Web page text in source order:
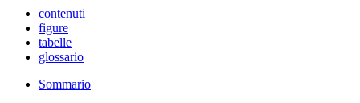
contenuti
figure
tabelle
glossario
Sommario